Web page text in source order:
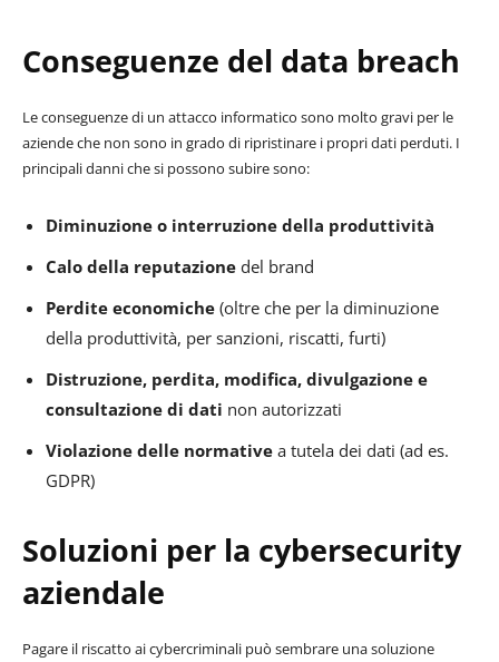
Conseguenze del data breach
Le conseguenze di un attacco informatico sono molto gravi per le
aziende che non sono in grado di ripristinare i propri dati perduti. I
principali danni che si possono subire sono:
Diminuzione o interruzione della produttività
Calo della reputazione del brand
Perdite economiche (oltre che per la diminuzione
della produttività, per sanzioni, riscatti, furti)
Distruzione, perdita, modifica, divulgazione e
consultazione di dati non autorizzati
Violazione delle normative a tutela dei dati (ad es.
GDPR)
Soluzioni per la cybersecurity
aziendale
Pagare il riscatto ai cybercriminali può sembrare una soluzione